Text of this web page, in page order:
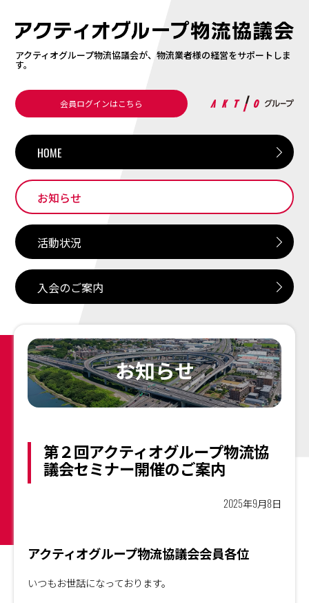
アクティオグループ物流協議会が、物流業者様の経営をサポートしま
す。
会員ログインはこちら
HOME
お知らせ
活動状況
入会のご案内
お知らせ
第２回アクティオグループ物流協
議会セミナー開催のご案内
2025年9月8日
アクティオグループ物流協議会会員各位
いつもお世話になっております。